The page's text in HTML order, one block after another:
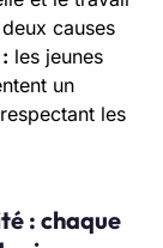
causes
les jeunes
un
les
: chaque